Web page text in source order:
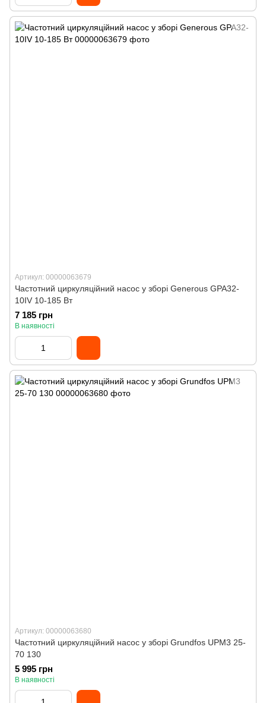
Артикул: 00000063679
Частотний циркуляційний насос у зборі Generous GPA32-
10IV 10-185 Вт
7 185 грн
В наявності
Артикул: 00000063680
Частотний циркуляційний насос у зборі Grundfos UPM3 25-
70 130
5 995 грн
В наявності